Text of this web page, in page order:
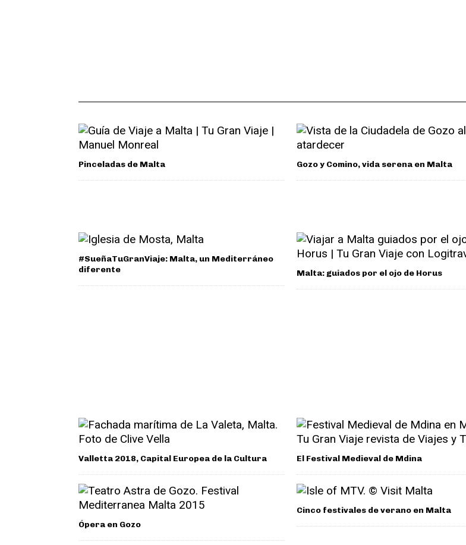
Pinceladas de Malta Gozo y Comino, vida serena en Malta
#SueñaTuGranViaje: Malta, un Mediterráneo
diferente
Malta: guiados por el ojo de Horus
Valletta 2018, Capital Europea de la Cultura El Festival Medieval de Mdina
Ópera en Gozo
Cinco festivales de verano en Malta